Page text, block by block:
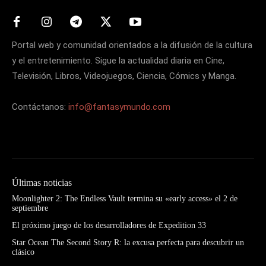
Portal web y comunidad orientados a la difusión de la cultura
y el entretenimiento. Sigue la actualidad diaria en Cine,
Televisión, Libros, Videojuegos, Ciencia, Cómics y Manga.
Contáctanos: info@fantasymundo.com
Últimas noticias
Moonlighter 2: The Endless Vault termina su «early access» el 2 de
septiembre
El próximo juego de los desarrolladores de Expedition 33
Star Ocean The Second Story R: la excusa perfecta para descubrir un
clásico